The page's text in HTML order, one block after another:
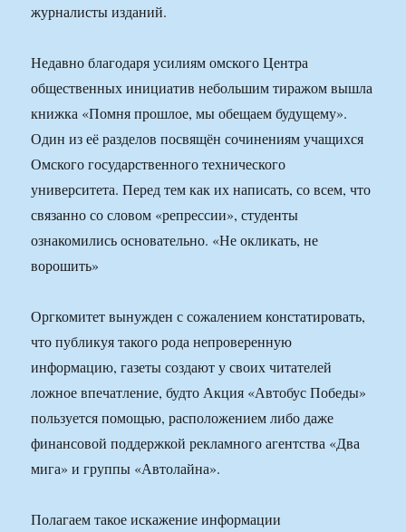
журналисты изданий.
Недавно благодаря усилиям омского Центра
общественных инициатив небольшим тиражом вышла
книжка «Помня прошлое, мы обещаем будущему».
Один из её разделов посвящён сочинениям учащихся
Омского государственного технического
университета. Перед тем как их написать, со всем, что
связанно со словом «репрессии», студенты
ознакомились основательно. «Не окликать, не
ворошить»
Оргкомитет вынужден с сожалением констатировать,
что публикуя такого рода непроверенную
информацию, газеты создают у своих читателей
ложное впечатление, будто Акция «Автобус Победы»
пользуется помощью, расположением либо даже
финансовой поддержкой рекламного агентства «Два
мига» и группы «Автолайна».
Полагаем такое искажение информации